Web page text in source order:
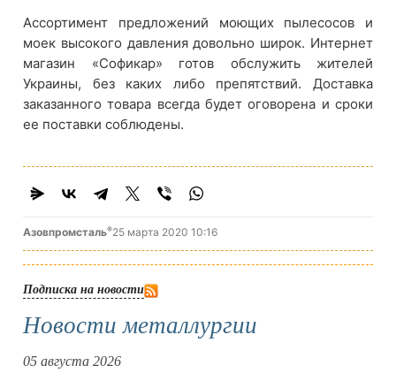
Ассортимент предложений моющих пылесосов и
моек высокого давления довольно широк. Интернет
магазин «Софикар» готов обслужить жителей
Украины, без каких либо препятствий. Доставка
заказанного товара всегда будет оговорена и сроки
ее поставки соблюдены.
Азовпромсталь®25 марта 2020 10:16
Подписка на новости
Новости металлургии
05 августа 2026